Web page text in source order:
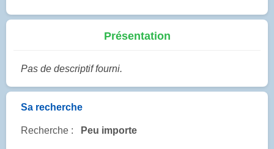
Présentation
Pas de descriptif fourni.
Sa recherche
Recherche : Peu importe